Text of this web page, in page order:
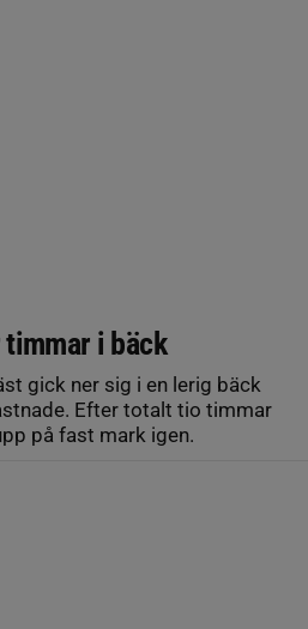
i bäck
gick ner sig i en lerig bäck
Efter totalt tio timmar
på fast mark igen.